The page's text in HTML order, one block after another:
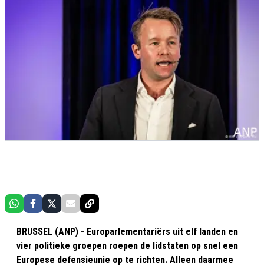
BRUSSEL (ANP) - Europarlementariërs uit elf landen en
vier politieke groepen roepen de lidstaten op snel een
Europese defensieunie op te richten. Alleen daarmee